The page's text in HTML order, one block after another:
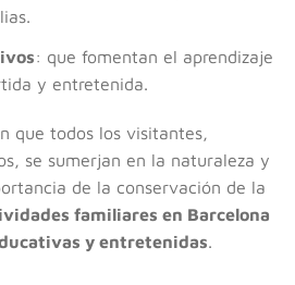
: que fomentan el aprendizaje
y entretenida.
que todos los visitantes,
se sumerjan en la naturaleza y
de la conservación de la
familiares en Barcelona
y entretenidas.